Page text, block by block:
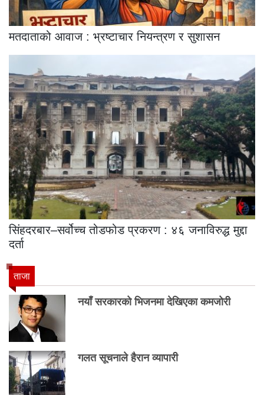
मतदाताको आवाज : भ्रष्टाचार नियन्त्रण र सुशासन
सिंहदरबार–सर्वोच्च तोडफोड प्रकरण : ४६ जनाविरुद्ध मुद्दा
दर्ता
ताजा
नयाँ सरकारको भिजनमा देखिएका कमजोरी
गलत सूचनाले हैरान व्यापारी